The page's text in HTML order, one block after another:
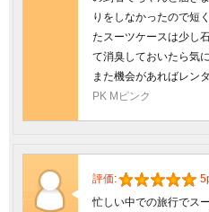
りをしなかったので短
たスーツケースは少し
て消臭しておいたら気
また機会があればレン
PK Mピンク
評価:
忙しい中での旅行でス